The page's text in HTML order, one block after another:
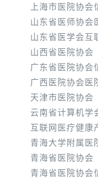
上海市医院协
山东省医师协会
山东省医学会互
山西省医院协会
广东省医院协会
广西医院协会医
天津市医院协会
云南省计算机学
互联网医疗健康
青海大学附属医
青海省医院协会
青海省医院协会